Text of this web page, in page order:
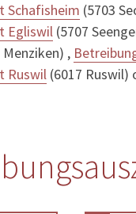
Schafisheim (5703
Egliswil (5707
Menziken) ,
Ruswil (6017 Ruswil)